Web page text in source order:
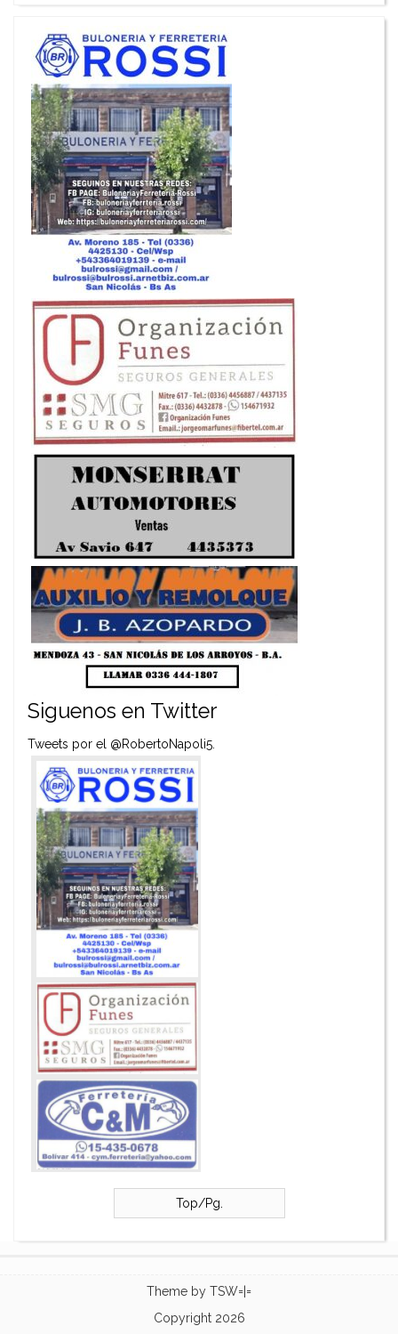
Siguenos en Twitter
Tweets por el @RobertoNapoli5.
Top/Pg.
Theme by TSW=|=
Copyright 2026